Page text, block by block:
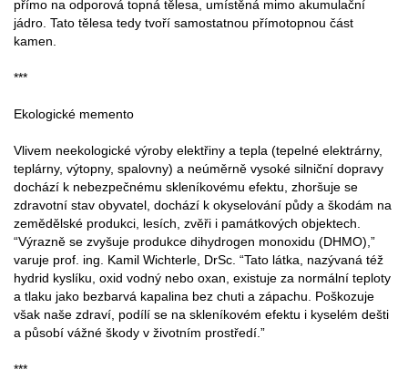
přímo na odporová topná tělesa, umístěná mimo akumulační
jádro. Tato tělesa tedy tvoří samostatnou přímotopnou část
kamen.
***
Ekologické memento
Vlivem neekologické výroby elektřiny a tepla (tepelné elektrárny,
teplárny, výtopny, spalovny) a neúměrně vysoké silniční dopravy
dochází k nebezpečnému skleníkovému efektu, zhoršuje se
zdravotní stav obyvatel, dochází k okyselování půdy a škodám na
zemědělské produkci, lesích, zvěři i památkových objektech.
“Výrazně se zvyšuje produkce dihydrogen monoxidu (DHMO),”
varuje prof. ing. Kamil Wichterle, DrSc. “Tato látka, nazývaná též
hydrid kyslíku, oxid vodný nebo oxan, existuje za normální teploty
a tlaku jako bezbarvá kapalina bez chuti a zápachu. Poškozuje
však naše zdraví, podílí se na skleníkovém efektu i kyselém dešti
a působí vážné škody v životním prostředí.”
***